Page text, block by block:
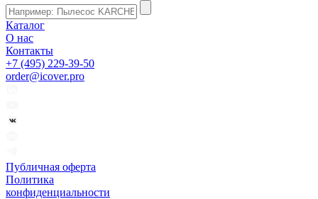
Каталог
О нас
Контакты
+7 (495) 229-39-50
order@icover.pro
Публичная оферта
Политика
конфиденциальности